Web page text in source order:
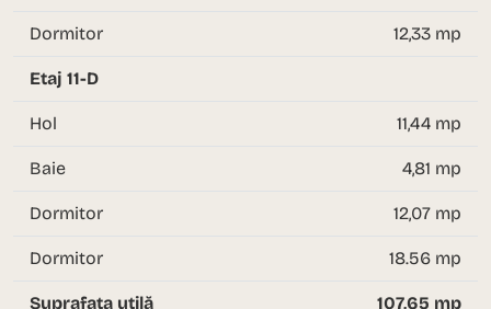
Dormitor 12,33 mp
Etaj 11-D
Hol 11,44 mp
Baie 4,81 mp
Dormitor 12,07 mp
Dormitor 18.56 mp
Suprafața utilă 107,65 mp